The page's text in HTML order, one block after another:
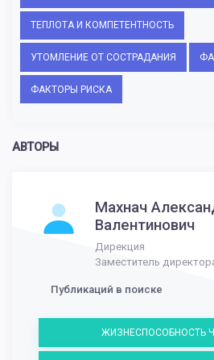
ТЕПЛОТА И КОМПЕТЕНТНОСТЬ
УТОМЛЕНИЕ ОТ СОСТРАДАНИЯ
ФАКТОРЫ РИСКА
АВТОРЫ
Махнач
Валентинович
Дирекция
Заместитель
Публикаций в поиске
ЖИЗНЕСПОСОБНОСТЬ